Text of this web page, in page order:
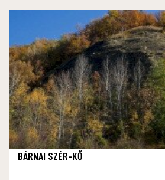
BÁRNAI SZÉR-KŐ